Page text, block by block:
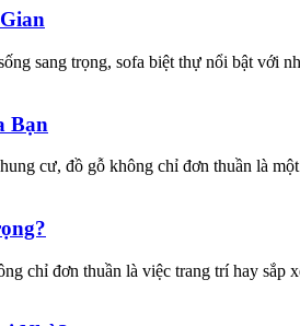
sang trọng, sofa biệt thự nổi bật với
Bạn
cư, đồ gỗ không chỉ đơn thuần là
chỉ đơn thuần là việc trang trí hay sắp